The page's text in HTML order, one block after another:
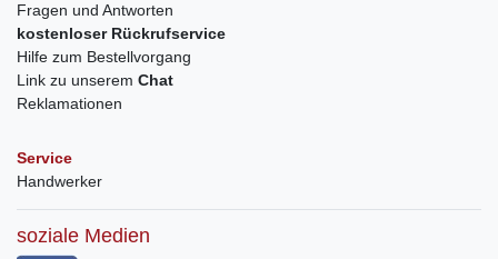
Fragen und Antworten
kostenloser Rückrufservice
Hilfe zum Bestellvorgang
Link zu unserem Chat
Reklamationen
Service
Handwerker
soziale Medien